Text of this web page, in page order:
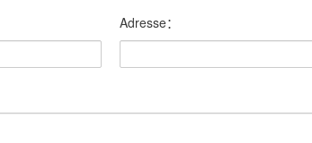
Adresse：